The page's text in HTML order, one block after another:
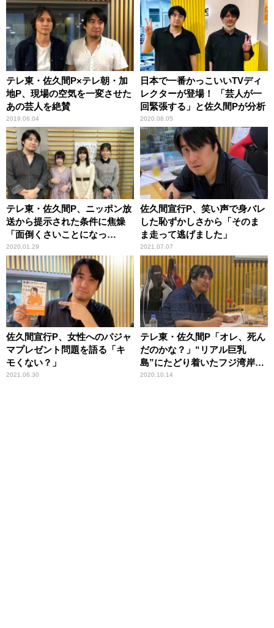
テレ東・佐久間P×テレ朝・加
地P、現場の空気を一変させた
あの芸人を絶賛
2019.06.04
日本で一番かっこいいTVディ
レクターが登場！ 「芸人が一
回緊張する」と佐久間Pが分析
2020.08.05
テレ東・佐久間P、ニッポン放
送から提示された条件に焦燥
「面倒くさいことになっ
た……」
2020.01.29
佐久間宣行P、笑い声で身バレ
した恥ずかしさから「そのま
ま走って逃げました」
2021.07.07
佐久間宣行P、女性へのパジャ
マプレゼント問題を語る「キ
モくない？」
2021.06.30
テレ東・佐久間P「オレ、死ん
だのかな？」“リアル巨乳
島”にたどり着いたフジ湾岸ス
タジオでの迷子事件
2020.10.14